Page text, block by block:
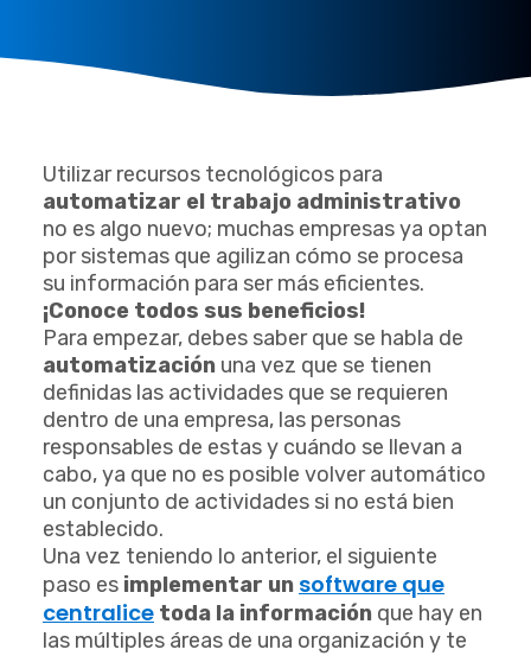
Utilizar recursos tecnológicos para
automatizar el trabajo administrativo
no es algo nuevo; muchas empresas ya optan
por sistemas que agilizan cómo se procesa
su información para ser más eficientes.
¡Conoce todos sus beneficios!
Para empezar, debes saber que se habla de
automatización una vez que se tienen
definidas las actividades que se requieren
dentro de una empresa, las personas
responsables de estas y cuándo se llevan a
cabo, ya que no es posible volver automático
un conjunto de actividades si no está bien
establecido.
Una vez teniendo lo anterior, el siguiente
paso es implementar un software que
centralice toda la información que hay en
las múltiples áreas de una organización y te